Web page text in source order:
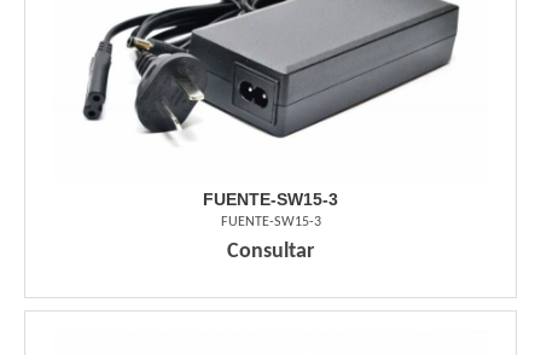
FUENTE-SW15-3
FUENTE-SW15-3
Consultar